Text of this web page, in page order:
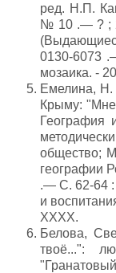
ред. Н.П.
№ 10 .— ? ;
0130-6073
мозаика. -
Емелина, Н.
Крыму: "Мне
География
общество;
географии
.— С. 62-64 :
и
XXXX.
Белова,
твоё...":